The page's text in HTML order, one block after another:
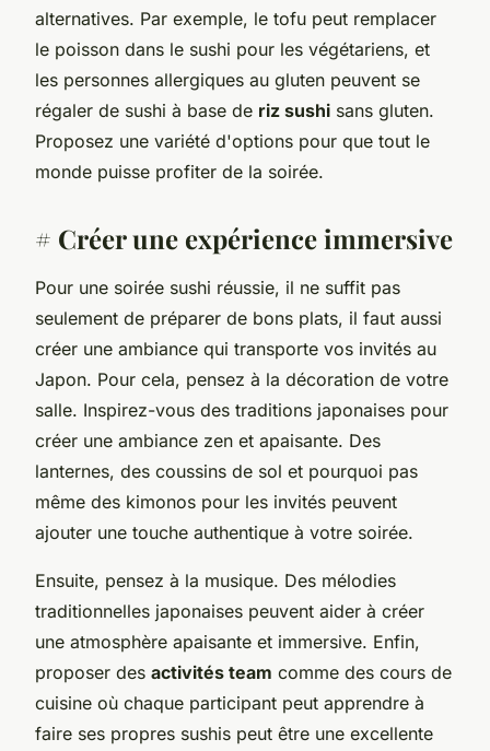
alternatives. Par exemple, le tofu peut remplacer
le poisson dans le sushi pour les végétariens, et
les personnes allergiques au gluten peuvent se
régaler de sushi à base de riz sushi sans gluten.
Proposez une variété d'options pour que tout le
monde puisse profiter de la soirée.
# Créer une expérience immersive
Pour une soirée sushi réussie, il ne suffit pas
seulement de préparer de bons plats, il faut aussi
créer une ambiance qui transporte vos invités au
Japon. Pour cela, pensez à la décoration de votre
salle. Inspirez-vous des traditions japonaises pour
créer une ambiance zen et apaisante. Des
lanternes, des coussins de sol et pourquoi pas
même des kimonos pour les invités peuvent
ajouter une touche authentique à votre soirée.
Ensuite, pensez à la musique. Des mélodies
traditionnelles japonaises peuvent aider à créer
une atmosphère apaisante et immersive. Enfin,
proposer des activités team comme des cours de
cuisine où chaque participant peut apprendre à
faire ses propres sushis peut être une excellente